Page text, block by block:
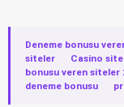
Deneme bonusu
siteler
· Casino
bonusu veren siteler
deneme bonusu
·